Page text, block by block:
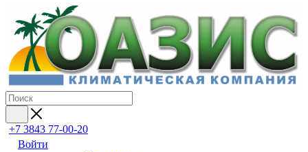
+7 3843 77-00-20
Войти